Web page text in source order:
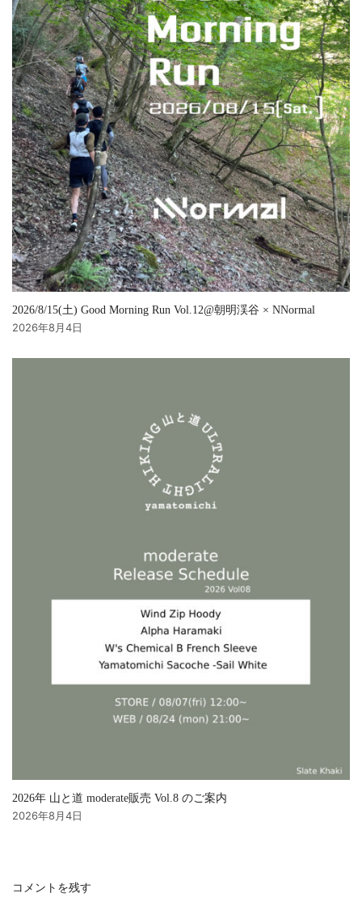
2026/8/15(土) Good Morning Run Vol.12@朝明渓谷 × NNormal
2026年8月4日
2026年 山と道 moderate販売 Vol.8 のご案内
2026年8月4日
コメントを残す